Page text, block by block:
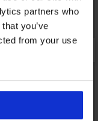
partners who
you’ve
from your use